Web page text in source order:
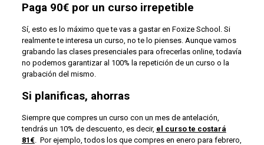
Paga 90€ por un curso irrepetible
Sí, esto es lo máximo que te vas a gastar en Foxize School. Si
realmente te interesa un curso, no te lo pienses. Aunque vamos
grabando las clases presenciales para ofrecerlas online, todavía
no podemos garantizar al 100% la repetición de un curso o la
grabación del mismo.
Si planificas, ahorras
Siempre que compres un curso con un mes de antelación,
tendrás un 10% de descuento, es decir, el curso te costará
81€. Por ejemplo, todos los que compres en enero para febrero,